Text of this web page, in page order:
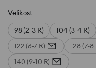
Velikost
98 (2-3 R) 104 (3-4 R)
122 (6-7 R)
128 (7-8
140 (9-10 R)